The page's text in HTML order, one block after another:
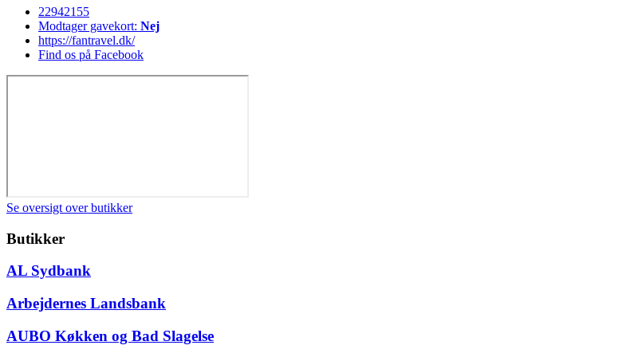
22942155
Modtager gavekort: Nej
https://fantravel.dk/
Find os på Facebook
Se oversigt over butikker
Butikker
AL Sydbank
Arbejdernes Landsbank
AUBO Køkken og Bad Slagelse